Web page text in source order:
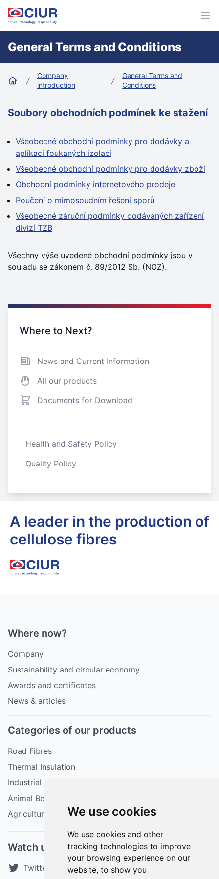
We use cookies
We use cookies and other
tracking technologies to improve
your browsing experience on our
website, to show you
CIUR a.s.
General Terms and Conditions
Company
introduction
General Terms and
Conditions
Soubory obchodních podmínek ke stažení
Všeobecné obchodní podmínky pro dodávky a
aplikaci foukaných izolací
Všeobecné obchodní podmínky pro dodávky zboží
Obchodní podmínky internetového prodeje
Poučení o mimosoudním řešení sporů
Všeobecné záruční podmínky dodávaných zařízení
divizí TZB
Všechny výše uvedené obchodní podmínky jsou v
souladu se zákonem č. 89/2012 Sb. (NOZ).
Interesting links
Where to Next?
News and Current Information
All our products
Documents for Download
Health and Safety Policy
Quality Policy
A leader in the production of
cellulose fibres
Where now?
Company
Sustainability and circular economy
Awards and certificates
News & articles
Categories of our products
Road Fibres
Thermal Insulation
Industrial Fibres
Animal Bedding
Agriculture Fibres
Watch us
Twitter